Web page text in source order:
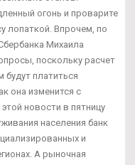
огонь и проварите
лопаткой. Впрочем, по
Михаила
поскольку расчет
платиться
она изменится с
новости в пятницу
населения банк
и
А рыночная